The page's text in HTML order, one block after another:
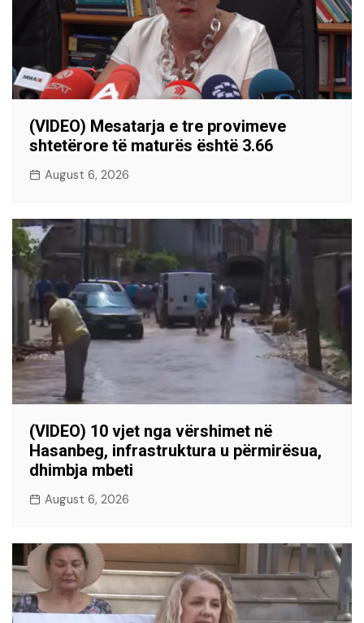
(VIDEO) Mesatarja e tre provimeve
shtetërore të maturës është 3.66
August 6, 2026
(VIDEO) 10 vjet nga vërshimet në
Hasanbeg, infrastruktura u përmirësua,
dhimbja mbeti
August 6, 2026